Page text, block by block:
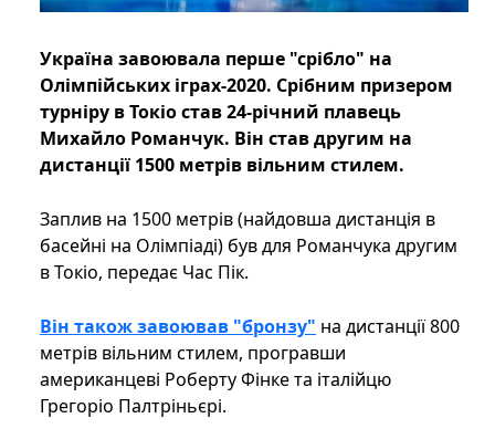
Україна завоювала перше "срібло" на
Олімпійських іграх-2020. Срібним призером
турніру в Токіо став 24-річний плавець
Михайло Романчук. Він став другим на
дистанції 1500 метрів вільним стилем.
Заплив на 1500 метрів (найдовша дистанція в
басейні на Олімпіаді) був для Романчука другим
в Токіо, передає Час Пік.
Він також завоював "бронзу" на дистанції 800
метрів вільним стилем, програвши
американцеві Роберту Фінке та італійцю
Грегоріо Палтріньєрі.